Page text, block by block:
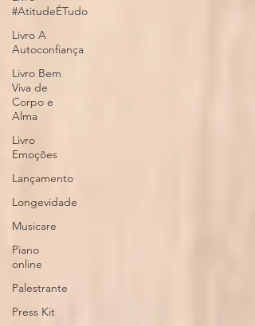
#AtitudeÉTudo
Livro A
Autoconfiança
Livro Bem
Viva de
Corpo e
Alma
Livro
Emoções
Lançamento
Longevidade
Musicare
Piano
online
Palestrante
Press Kit